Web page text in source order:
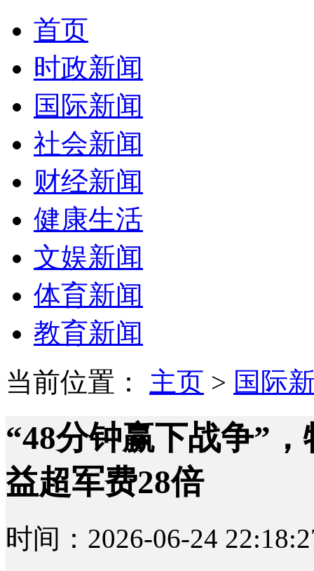
首页
时政新闻
国际新闻
社会新闻
财经新闻
健康生活
文娱新闻
体育新闻
教育新闻
当前位置： 主页 > 国际
“48分钟赢下战争”
益超军费28倍
时间：2026-06-24